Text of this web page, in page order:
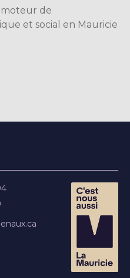
moteur de
et social en Mauricie